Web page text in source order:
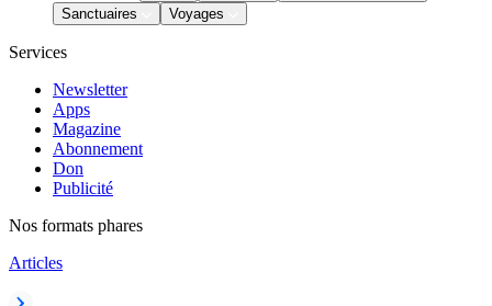
Sanctuaires
Voyages
Services
Newsletter
Apps
Magazine
Abonnement
Don
Publicité
Nos formats phares
Articles